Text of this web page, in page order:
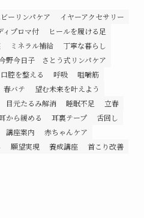
ーリンパケア
イヤーアクセサリー
ィプロマ付
ヒールを履ける足
ミネラル補給
丁寧な暮らし
野今日子 さとう式リンパケア
口腔を整える 呼吸
咀嚼筋
春バテ
望む未来を叶えよう
目元たるみ解消 睡眠不足
立春
から緩める 耳裏テープ
舌回し
講座案内
赤ちゃんケア
願望実現 養成講座 首こり改善